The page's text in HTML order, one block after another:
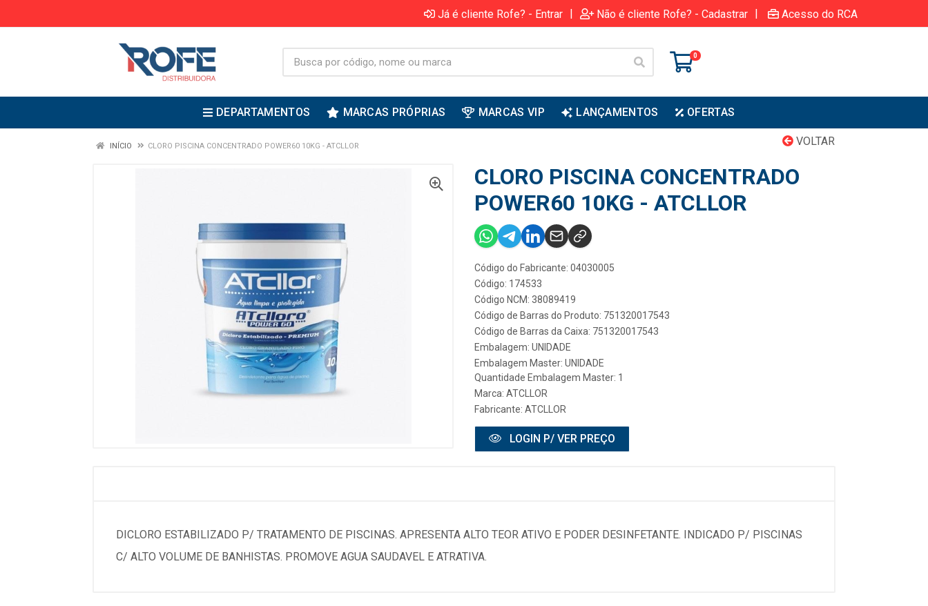
Já é cliente Rofe? - Entrar | Não é cliente Rofe? - Cadastrar | Acesso do RCA
0
DEPARTAMENTOS MARCAS PRÓPRIAS MARCAS VIP LANÇAMENTOS OFERTAS
VOLTAR
INÍCIO CLORO PISCINA CONCENTRADO POWER60 10KG - ATCLLOR
CLORO PISCINA CONCENTRADO
POWER60 10KG - ATCLLOR
Código do Fabricante: 04030005
Código: 174533
Código NCM: 38089419
Código de Barras do Produto: 751320017543
Código de Barras da Caixa: 751320017543
Embalagem: UNIDADE
Embalagem Master: UNIDADE
Quantidade Embalagem Master: 1
Marca: ATCLLOR
Fabricante: ATCLLOR
LOGIN P/ VER PREÇO
DICLORO ESTABILIZADO P/ TRATAMENTO DE PISCINAS. APRESENTA ALTO TEOR ATIVO E PODER DESINFETANTE. INDICADO P/ PISCINAS
C/ ALTO VOLUME DE BANHISTAS. PROMOVE AGUA SAUDAVEL E ATRATIVA.